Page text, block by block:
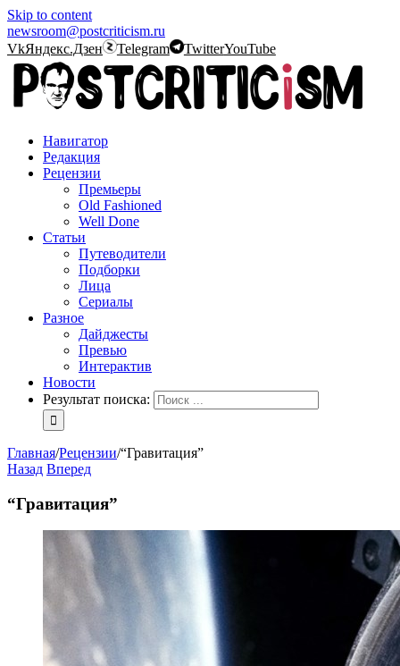
Skip to content
newsroom@postcriticism.ru
VkЯндекс.Дзен Telegram TwitterYouTube
Навигатор
Редакция
Рецензии
Премьеры
Old Fashioned
Well Done
Статьи
Путеводители
Подборки
Лица
Сериалы
Разное
Дайджесты
Превью
Интерактив
Новости
Результат поиска:
Главная/Рецензии/“Гравитация”
Назад Вперед
“Гравитация”